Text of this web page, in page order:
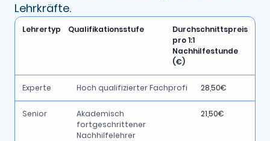
Lehrkräfte.
Lehrertyp Qualifikationsstufe
Durchschnittspreis
pro 1:1
Nachhilfestunde
(€)
Experte Hoch qualifizierter Fachprofi 28,50€
Senior
Akademisch
fortgeschrittener
Nachhilfelehrer
21,50€